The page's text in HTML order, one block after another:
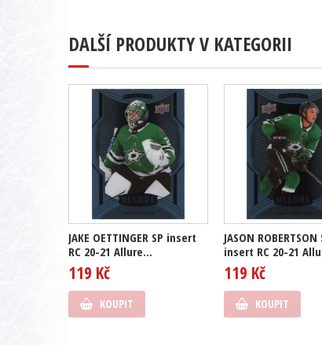
DALŠÍ PRODUKTY V KATEGORII
JAKE OETTINGER SP insert
RC 20-21 Allure...
119 Kč
KOUPIT
JASON ROBERTSON
insert RC 20-21
119 Kč
KOUPIT